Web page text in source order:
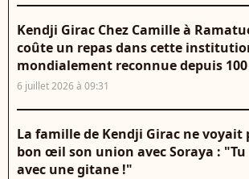
Kendji Girac Chez Camille à
coûte un repas dans cette
mondialement reconnue depuis 100
6 juillet 2026 à 09:31
La famille de Kendji Girac ne voyait
bon œil son union avec Soraya :
avec une gitane !"